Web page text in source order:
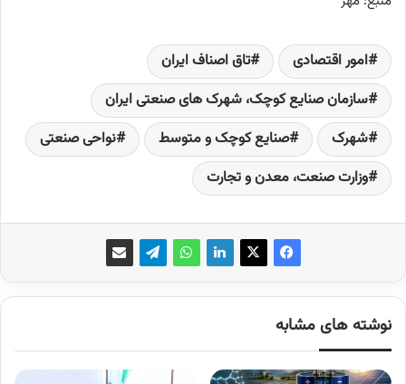
امور اقتصادی
تاق اصناف ایران
سازمان صنایع کوچک، شهرک های صنعتی ایران
شهرک
صنایع کوچک و متوسط
نواحی صنعتی
وزارت صنعت، معدن و تجارت
نوشته های مشابه